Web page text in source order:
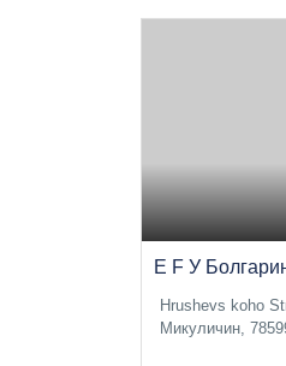
E F У
Hrushevs koho
Микуличин,